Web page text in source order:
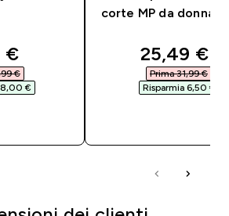
price
€‎
€‎
€‎
corte MP da donna -
25,49 €‎
Prima 31,99 €‎
Risparmia 6,50 €‎